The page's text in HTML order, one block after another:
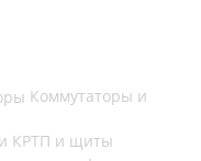
Коммутаторы и
КРТП и щиты